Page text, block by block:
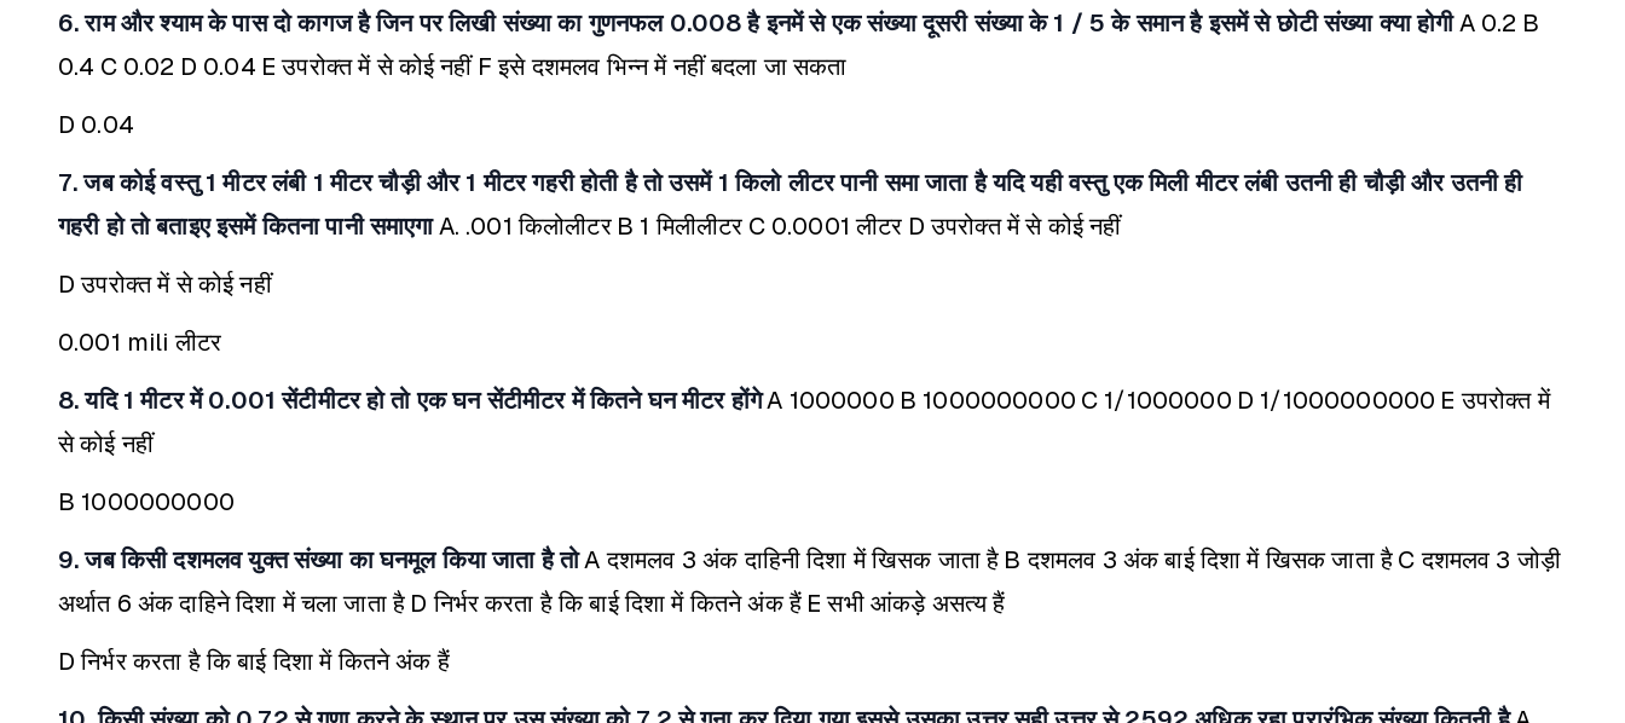
6. राम और श्याम के पास दो कागज है जिन पर लिखी संख्या का गुणनफल 0.008 है इनमें से एक संख्या दूसरी संख्या के 1 / 5 के समान है इसमें से छोटी संख्या क्या होगी A 0.2 B
0.4 C 0.02 D 0.04 E उपरोक्त में से कोई नहीं F इसे दशमलव भिन्न में नहीं बदला जा सकता
D 0.04
7. जब कोई वस्तु 1 मीटर लंबी 1 मीटर चौड़ी और 1 मीटर गहरी होती है तो उसमें 1 किलो लीटर पानी समा जाता है यदि यही वस्तु एक मिली मीटर लंबी उतनी ही चौड़ी और उतनी ही
गहरी हो तो बताइए इसमें कितना पानी समाएगा A. .001 किलोलीटर B 1 मिलीलीटर C 0.0001 लीटर D उपरोक्त में से कोई नहीं
D उपरोक्त में से कोई नहीं
0.001 mili लीटर
8. यदि 1 मीटर में 0.001 सेंटीमीटर हो तो एक घन सेंटीमीटर में कितने घन मीटर होंगे A 1000000 B 1000000000 C 1/1000000 D 1/1000000000 E उपरोक्त में
से कोई नहीं
B 1000000000
9. जब किसी दशमलव युक्त संख्या का घनमूल किया जाता है तो A दशमलव 3 अंक दाहिनी दिशा में खिसक जाता है B दशमलव 3 अंक बाई दिशा में खिसक जाता है C दशमलव 3 जोड़ी
अर्थात 6 अंक दाहिने दिशा में चला जाता है D निर्भर करता है कि बाई दिशा में कितने अंक हैं E सभी आंकड़े असत्य हैं
D निर्भर करता है कि बाई दिशा में कितने अंक हैं